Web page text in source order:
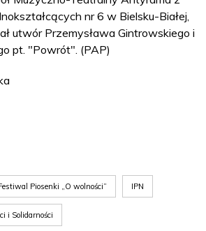
nr 6 w Bielsku-Białej,
utwór Przemysława Gintrowskiego i
pt. "Powrót". (PAP)
Piosenki „O wolności” IPN
i Solidarności